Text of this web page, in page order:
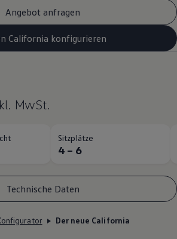
Angebot anfragen
California konfigurieren
MwSt.
Sitzplätze
4 – 6
Technische Daten
Der neue California